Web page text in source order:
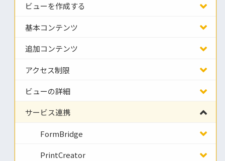
ビューを作成する
基本コンテンツ
追加コンテンツ
アクセス制限
ビューの詳細
サービス連携
FormBridge
PrintCreator